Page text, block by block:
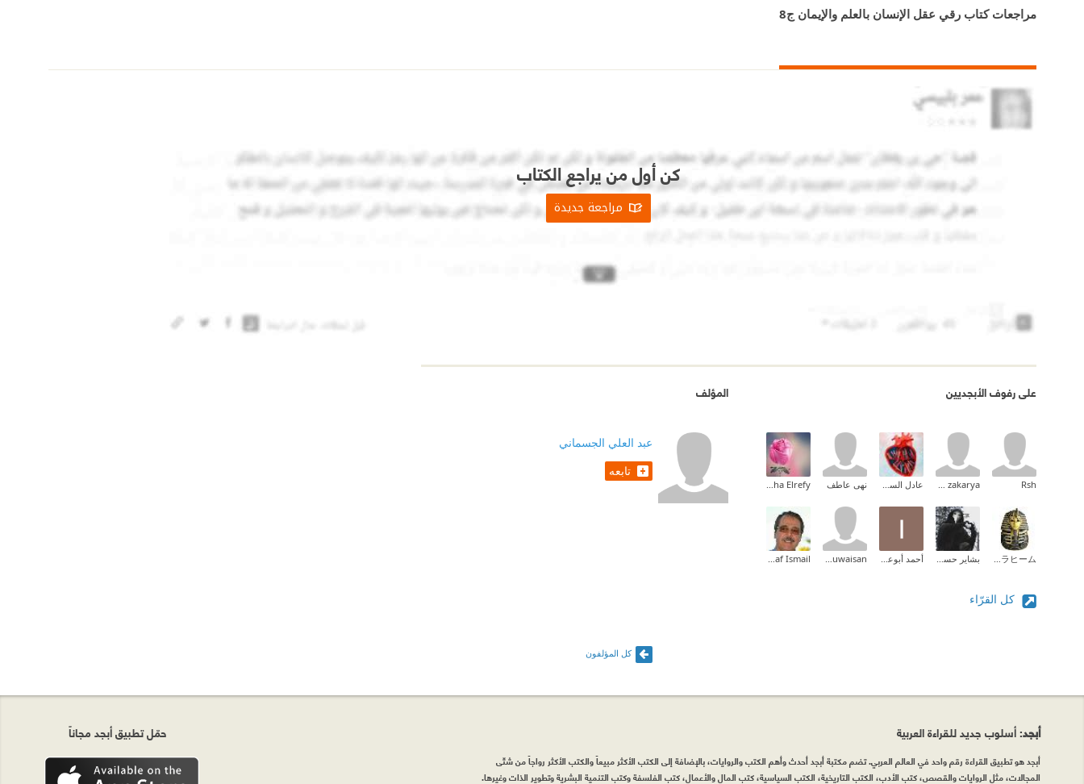
مراجعات كتاب رقي عقل الإنسان بالعلم والإيمان ج8
كن أول من يراجع الكتاب
مراجعة جديدة
على رفوف الأبجديين
Rsh
Asmaa zakarya عادل السومري نهى عاطف noha Elrefy
河野ラヒーム بشاير حسين عواض الغامدي أحمد أبوعطية Othman Alduwaisan
Ashraf Ismail
كل القرّاء
المؤلف
عبد العلي الجسماني
تابعه
كل المؤلفون
حمّل تطبيق أبجد مجاناً أبجد: أسلوب جديد للقراءة العربية
أبجد هو تطبيق القراءة رقم واحد في العالم العربي. تضم مكتبة أبجد أحدث وأهم الكتب والروايات، بالإضافة إلى الكتب الأكثر مبيعاً والكتب الأكثر رواجاً من شتّى
المجالات، مثل الروايات والقصص، كتب الأدب، الكتب التاريخية، الكتب السياسية، كتب المال والأعمال، كتب الفلسفة وكتب التنمية البشرية وتطوير الذات وغيرها.